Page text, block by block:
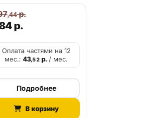
р.
,44р.
Оплата частями на 12
мес.:43,52р./ мес.
Подробнее
В корзину